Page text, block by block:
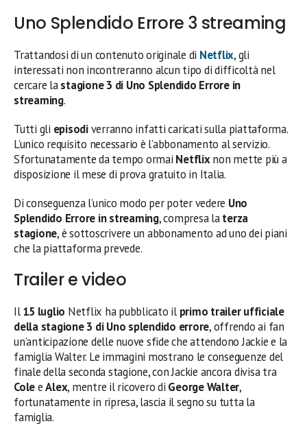
Uno Splendido Errore 3 streaming
Trattandosi di un contenuto originale di Netflix, gli
interessati non incontreranno alcun tipo di difficoltà nel
cercare lastagione 3 di Uno Splendido Errore in
streaming.
Tutti gli episodiverranno infatti caricati sulla piattaforma.
L’unico requisito necessario è l’abbonamento al servizio.
Sfortunatamente da tempo ormai Netflixnon mette più a
disposizione il mese di prova gratuito in Italia.
Di conseguenza l’unico modo per poter vedere Uno
Splendido Errore in streaming, compresa laterza
stagione, è sottoscrivere un abbonamento ad uno dei piani
che la piattaforma prevede.
Trailer e video
Il15 luglio Netflix ha pubblicato il primo trailer ufficiale
della stagione 3 di Uno splendido errore, offrendo ai fan
un’anticipazione delle nuove sfide che attendono Jackie e la
famiglia Walter. Le immagini mostrano le conseguenze del
finale della seconda stagione, con Jackie ancora divisa tra
ColeeAlex, mentre il ricovero di George Walter,
fortunatamente in ripresa, lascia il segno su tutta la
famiglia.